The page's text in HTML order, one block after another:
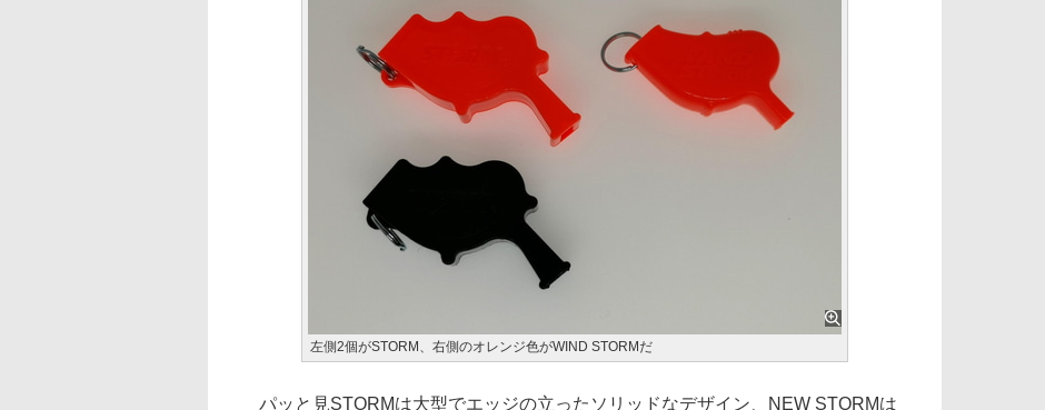
左側2個がSTORM、右側のオレンジ色がWIND STORMだ
パッと見STORMは大型でエッジの立ったソリッドなデザイン、NEW STORMは